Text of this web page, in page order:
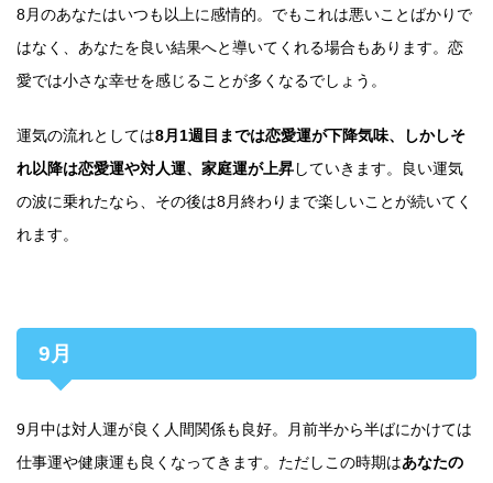
8月のあなたはいつも以上に感情的。でもこれは悪いことばかりで
はなく、あなたを良い結果へと導いてくれる場合もあります。恋
愛では小さな幸せを感じることが多くなるでしょう。
運気の流れとしては8月1週目までは恋愛運が下降気味、しかしそ
れ以降は恋愛運や対人運、家庭運が上昇していきます。良い運気
の波に乗れたなら、その後は8月終わりまで楽しいことが続いてく
れます。
9月
9月中は対人運が良く人間関係も良好。月前半から半ばにかけては
仕事運や健康運も良くなってきます。ただしこの時期はあなたの